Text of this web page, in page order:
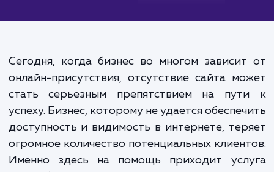
Сегодня, когда бизнес во многом
онлайн-присутствия, отсутствие сайта
стать серьезным препятствием на
успеху. Бизнес, которому не удается